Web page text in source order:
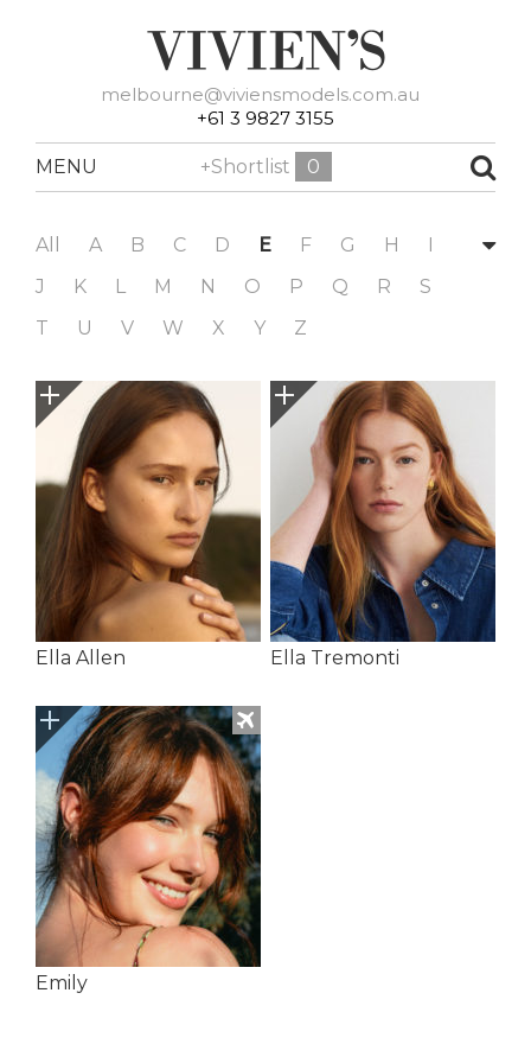
melbourne@viviensmodels.com.au
+61 3 9827 3155
MENU +Shortlist 0
All A B C D E F G H
I
J
K L M N O P Q R
S
T
U V W X Y Z
Ella Allen Ella Tremonti
Emily